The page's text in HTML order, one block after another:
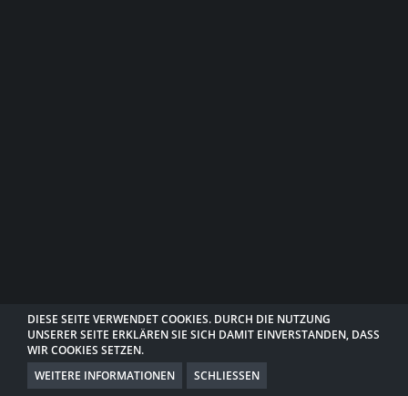
DATENSCHUTZERKLÄRUNG KONTAKT IMPRESSUM
DIESE SEITE VERWENDET COOKIES. DURCH DIE NUTZUNG
UNSERER SEITE ERKLÄREN SIE SICH DAMIT EINVERSTANDEN, DASS
WIR COOKIES SETZEN.
WEITERE INFORMATIONEN
SCHLIESSEN